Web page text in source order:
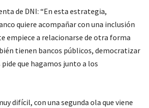
de DNI: “En esta estrategia,
quiere acompañar con una inclusión
empiece a relacionarse de otra forma
tienen bancos públicos, democratizar
que hagamos junto a los
difícil, con una segunda ola que viene